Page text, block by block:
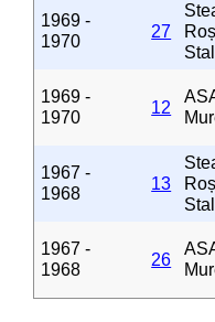
1969 -
1970
27
1969 -
1970
12
1967 -
1968
13
1967 -
1968
26